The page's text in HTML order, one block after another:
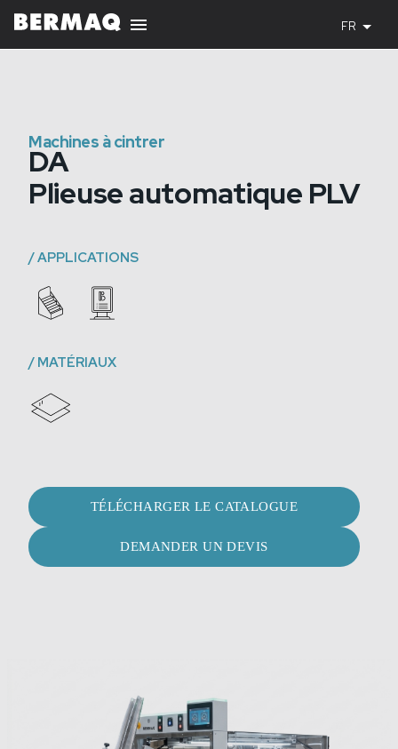
FR
Machines à cintrer
DA
Plieuse automatique PLV
/APPLICATIONS
/ MATÉRIAUX
TÉLÉCHARGER LE CATALOGUE
DEMANDER UN DEVIS